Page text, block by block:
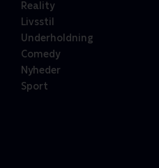
Reality
Livsstil
Underholdning
Comedy
Nyheder
Sport